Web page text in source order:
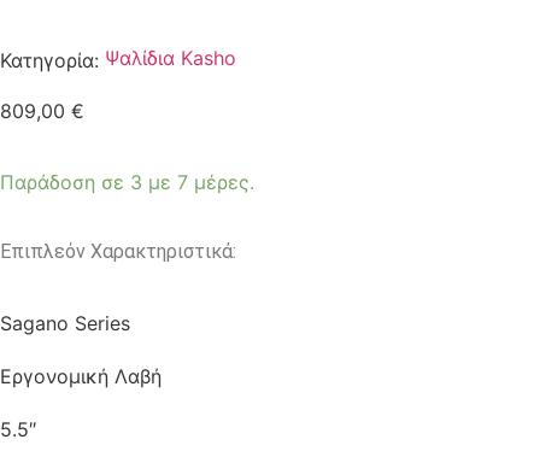
Κατηγορία: Ψαλίδια Kasho
809,00 €
Παράδοση σε 3 με 7 μέρες.
Επιπλεόν Χαρακτηριστικά:
Sagano Series
Εργονομική Λαβή
5.5″